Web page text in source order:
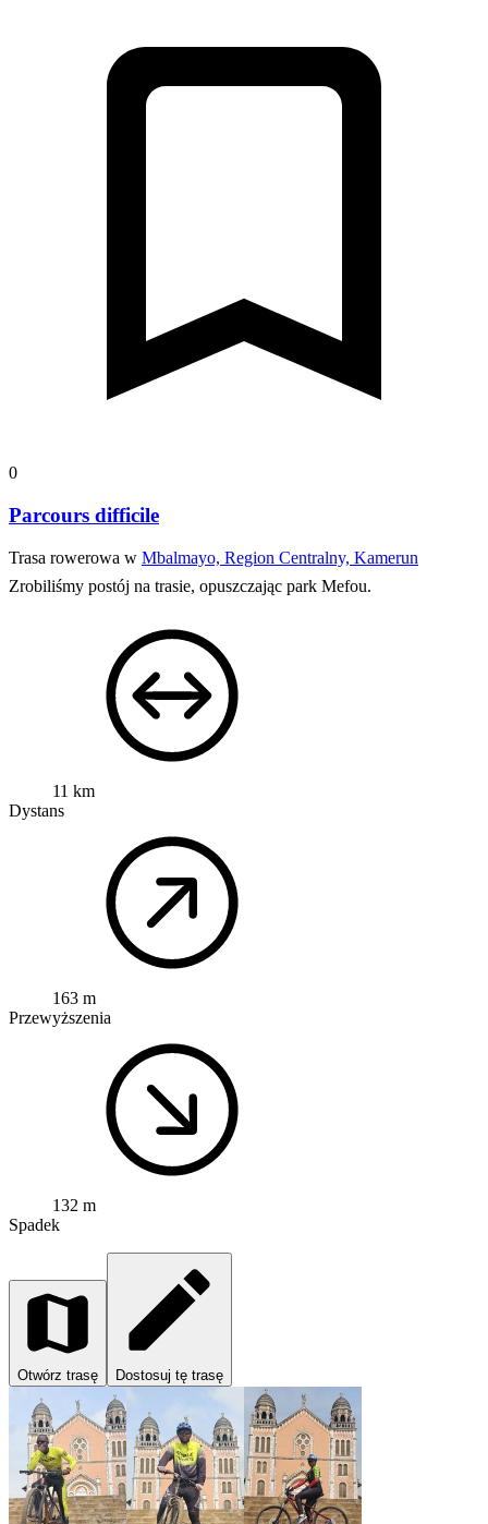
0
Parcours difficile
Trasa rowerowa w Mbalmayo, Region Centralny, Kamerun
Zrobiliśmy postój na trasie, opuszczając park Mefou.
11 km
Dystans
163 m
Przewyższenia
132 m
Spadek
Otwórz trasę Dostosuj tę trasę